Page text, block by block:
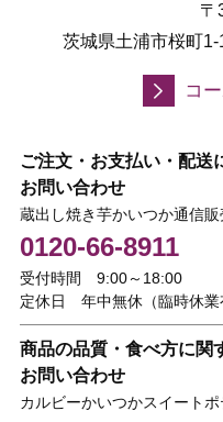
〒
茨城県土浦市桜町
コ
ご注文・お支払い・配送
お問い合わせ
蔵出し焼き芋かいつか通信
0120-66-8911
受付時間 9:00～18:00
定休日 年中無休（臨時休業
商品の品質・食べ方に関
お問い合わせ
カルビーかいつかスイート